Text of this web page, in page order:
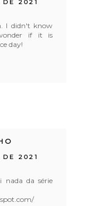
DE 2021
I didn't know
if it is
day!
DE 2021
nada da série